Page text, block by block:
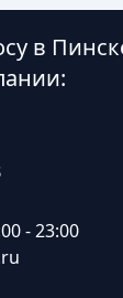
в
- 23:00